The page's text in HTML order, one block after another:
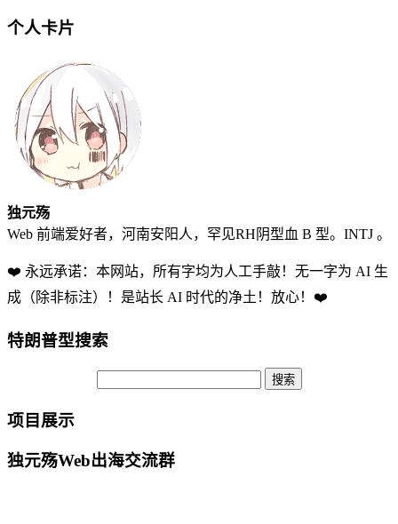
个人卡片
独元殇
Web 前端爱好者，河南安阳人，罕见RH阴型血 B 型。INTJ 。
❤️ 永远承诺：本网站，所有字均为人工手敲！无一字为 AI 生
成（除非标注）！是站长 AI 时代的净土！放心！❤️
特朗普型搜索
项目展示
独元殇Web出海交流群